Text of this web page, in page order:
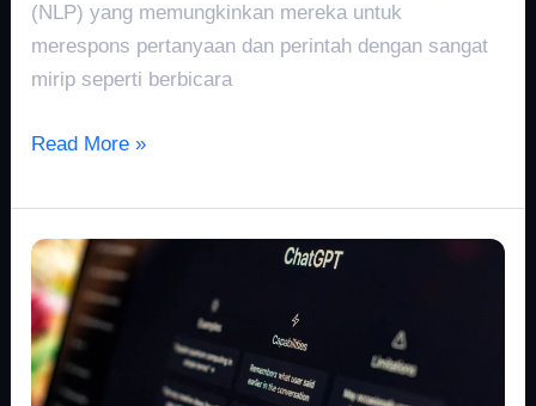
(NLP) yang memungkinkan mereka untuk
merespons pertanyaan dan perintah dengan sangat
mirip seperti berbicara
Read More »
ChatBots
Evolved:
Exploring
ChatGPT’s
Abilities